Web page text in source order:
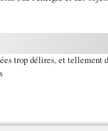
trop délires, et tellement